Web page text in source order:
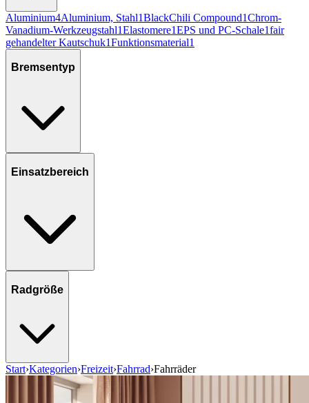
Aluminium4Aluminium, Stahl1BlackChili Compound1Chrom-
Vanadium-Werkzeugstahl1Elastomere1EPS und PC-Schale1fair
gehandelter Kautschuk1Funktionsmaterial1
Bremsentyp
Einsatzbereich
Radgröße
Start›Kategorien›Freizeit›Fahrrad›Fahrräder